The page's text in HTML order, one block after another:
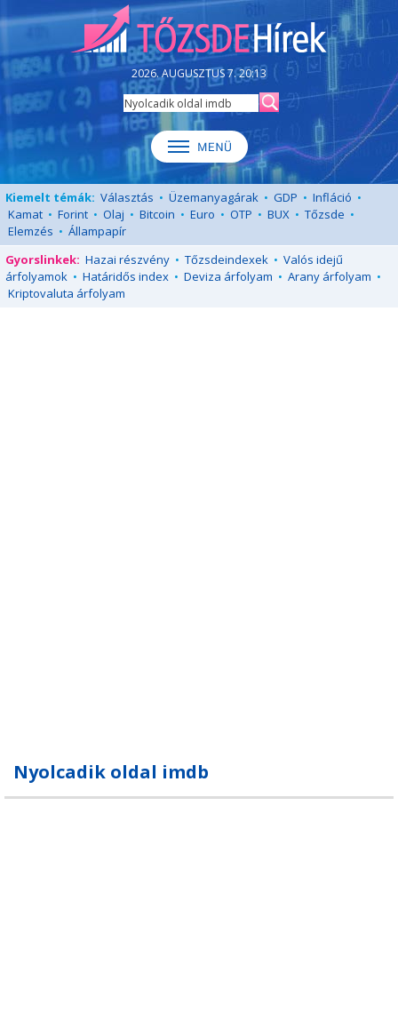
2026. AUGUSZTUS 7. 20:13
Kiemelt témák: Választás • Üzemanyagárak • GDP • Infláció •
Kamat • Forint • Olaj • Bitcoin • Euro • OTP • BUX • Tőzsde •
Elemzés • Állampapír
Gyorslinkek: Hazai részvény • Tőzsdeindexek • Valós idejű
árfolyamok • Határidős index • Deviza árfolyam • Arany árfolyam •
Kriptovaluta árfolyam
Nyolcadik oldal imdb